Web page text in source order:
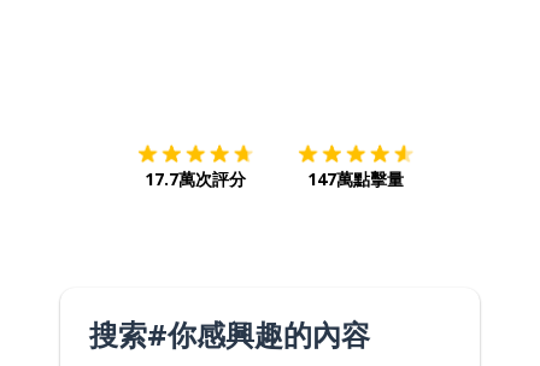
17.7萬次評分 147萬點擊量
搜索#你感興趣的內容